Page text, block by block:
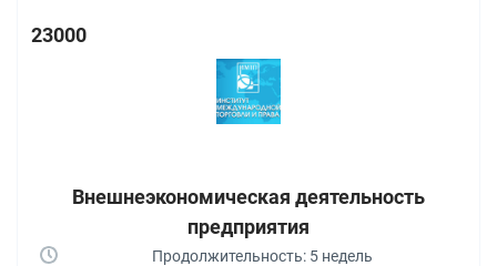
23000
Внешнеэкономическая деятельность
предприятия
Продолжительность: 5 недель